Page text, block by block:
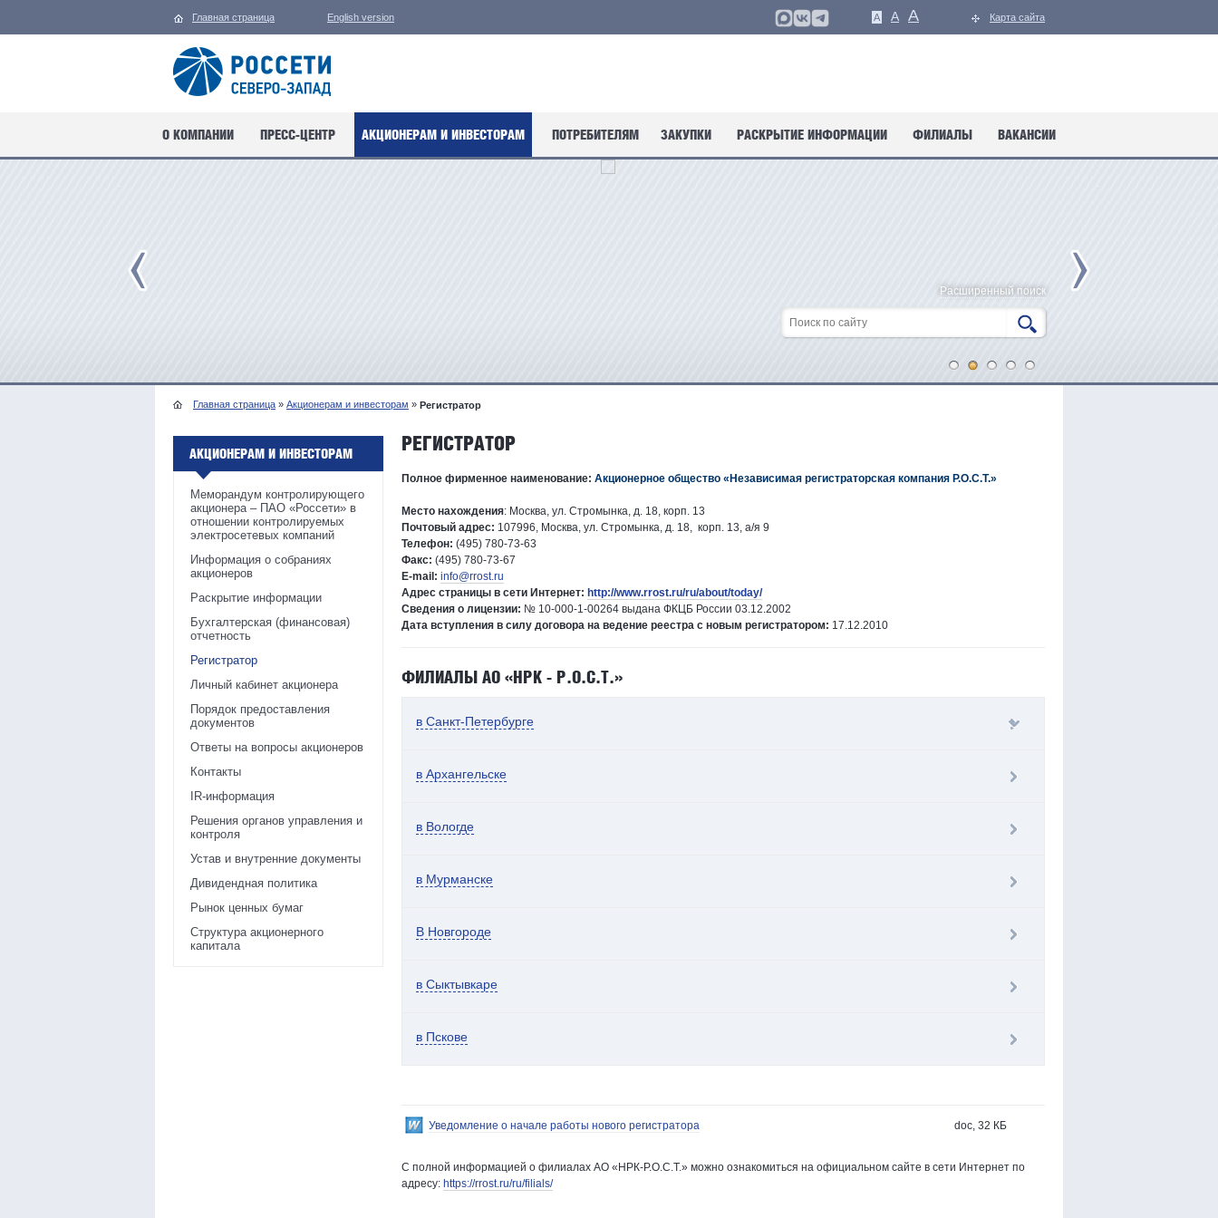
Главная страница English version Карта сайта
A A A
О КОМПАНИИ ПРЕСС-ЦЕНТР АКЦИОНЕРАМ И ИНВЕСТОРАМ ПОТРЕБИТЕЛЯМ ЗАКУПКИ РАСКРЫТИЕ ИНФОРМАЦИИ ФИЛИАЛЫ ВАКАНСИИ
Расширенный поиск
Главная страница » Акционерам и инвесторам » Регистратор
АКЦИОНЕРАМ И ИНВЕСТОРАМ
Меморандум контролирующего
акционера – ПАО «Россети» в
отношении контролируемых
электросетевых компаний
Информация о собраниях
акционеров
Раскрытие информации
Бухгалтерская (финансовая)
отчетность
Регистратор
Личный кабинет акционера
Порядок предоставления
документов
Ответы на вопросы акционеров
Контакты
IR-информация
Решения органов управления и
контроля
Устав и внутренние документы
Дивидендная политика
Рынок ценных бумаг
Структура акционерного
капитала
РЕГИСТРАТОР
Полное фирменное наименование: Акционерное общество «Независимая регистраторская компания Р.О.С.Т.»
Место нахождения: Москва, ул. Стромынка, д. 18, корп. 13
Почтовый адрес: 107996, Москва, ул. Стромынка, д. 18, корп. 13, а/я 9
Телефон: (495) 780-73-63
Факс: (495) 780-73-67
E-mail: info@rrost.ru
Адрес страницы в сети Интернет: http://www.rrost.ru/ru/about/today/
Сведения о лицензии: № 10-000-1-00264 выдана ФКЦБ России 03.12.2002
Дата вступления в силу договора на ведение реестра с новым регистратором: 17.12.2010
ФИЛИАЛЫ АО «НРК - Р.О.С.Т.»
в Санкт-Петербурге
в Архангельске
в Вологде
в Мурманске
В Новгороде
в Сыктывкаре
в Пскове
Уведомление о начале работы нового регистратора doc, 32 КБ
С полной информацией о филиалах АО «НРК-Р.О.С.Т.» можно ознакомиться на официальном сайте в сети Интернет по
адресу: https://rrost.ru/ru/filials/